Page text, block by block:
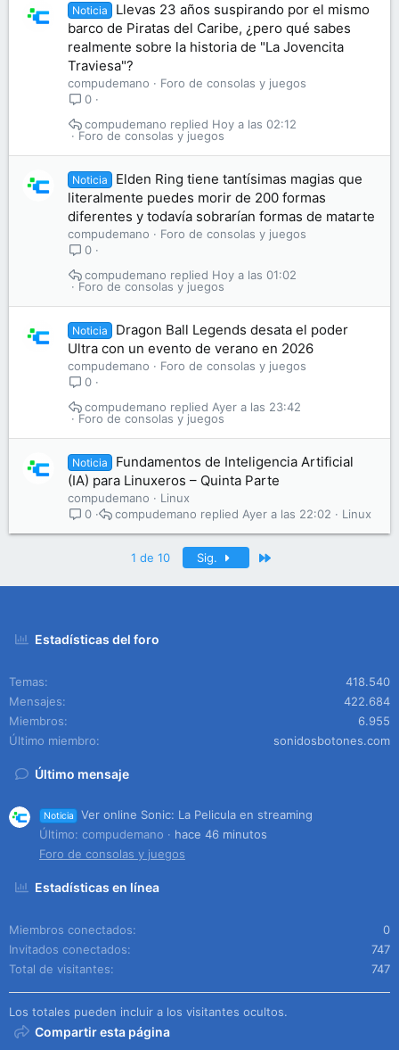
Noticia
Llevas 23 años suspirando por el mismo
barco de Piratas del Caribe, ¿pero qué sabes
realmente sobre la historia de "La Jovencita
Traviesa"?
compudemano
Foro de consolas y juegos
0
Foro de consolas y juegos
Hoy a las 02:12
compudemano
Noticia
Elden Ring tiene tantísimas magias que
literalmente puedes morir de 200 formas
diferentes y todavía sobrarían formas de matarte
compudemano
Foro de consolas y juegos
0
Foro de consolas y juegos
Hoy a las 01:02
compudemano
Noticia
Dragon Ball Legends desata el poder
Ultra con un evento de verano en 2026
compudemano
Foro de consolas y juegos
0
Foro de consolas y juegos
Ayer a las 23:42
compudemano
Noticia
Fundamentos de Inteligencia Artificial
(IA) para Linuxeros – Quinta Parte
compudemano
Linux
0
Linux
Ayer a las 22:02
compudemano
1 de 10 Sig.
Estadísticas del foro
Temas
418.540
Mensajes
422.684
Miembros
6.955
Último miembro
sonidosbotones.com
Último mensaje
Noticia
Ver online Sonic: La Pelicula en streaming
Último: compudemano
hace 46 minutos
Foro de consolas y juegos
Estadísticas en línea
Miembros conectados
0
Invitados conectados
747
Total de visitantes
747
Los totales pueden incluir a los visitantes ocultos.
Compartir esta página